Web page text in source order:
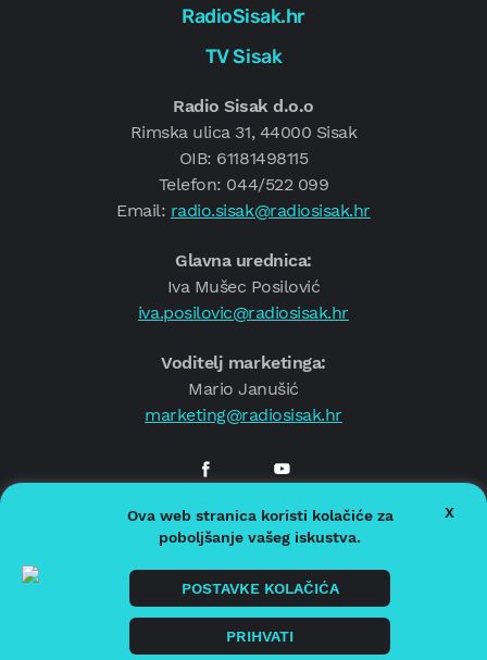
RadioSisak.hr
TV Sisak
Radio Sisak d.o.o
Rimska ulica 31, 44000 Sisak
OIB: 61181498115
Telefon: 044/522 099
Email: radio.sisak@radiosisak.hr
Glavna urednica:
Iva Mušec Posilović
iva.posilovic@radiosisak.hr
Voditelj marketinga:
Mario Janušić
marketing@radiosisak.hr
© 2026.Radio Sisak
Politika privatnosti
Politika kolačića
Impressum
Ova web stranica koristi kolačiće za
poboljšanje vašeg iskustva.
POSTAVKE KOLAČIĆA
PRIHVATI
X